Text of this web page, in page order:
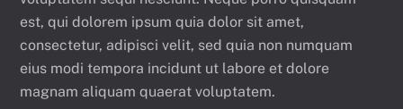
est, qui dolorem ipsum quia dolor sit amet,
consectetur, adipisci velit, sed quia non numquam
eius modi tempora incidunt ut labore et dolore
magnam aliquam quaerat voluptatem.